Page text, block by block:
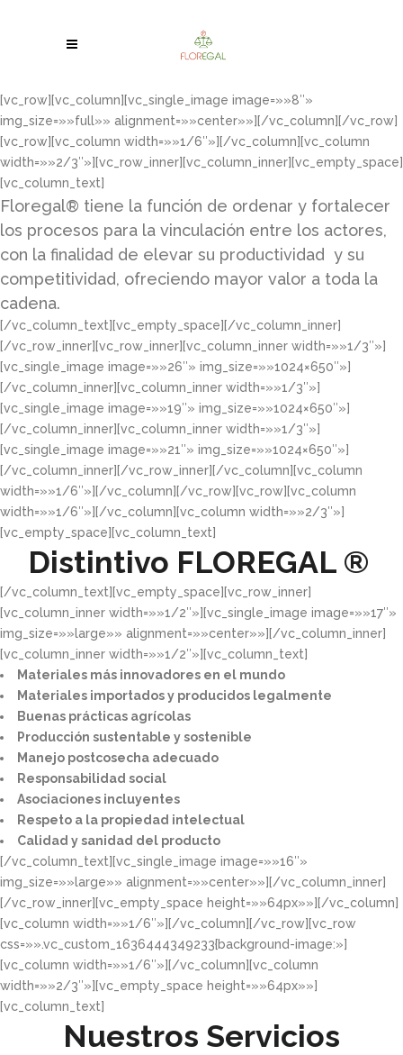
[vc_row][vc_column][vc_single_image image=»»8″»
img_size=»»full»» alignment=»»center»»][/vc_column][/vc_row]
[vc_row][vc_column width=»»1/6″»][/vc_column][vc_column
width=»»2/3″»][vc_row_inner][vc_column_inner][vc_empty_space]
[vc_column_text]
Floregal® tiene la función de ordenar y fortalecer
los procesos para la vinculación entre los actores,
con la finalidad de elevar su productividad y su
competitividad, ofreciendo mayor valor a toda la
cadena.
[/vc_column_text][vc_empty_space][/vc_column_inner]
[/vc_row_inner][vc_row_inner][vc_column_inner width=»»1/3″»]
[vc_single_image image=»»26″» img_size=»»1024×650″»]
[/vc_column_inner][vc_column_inner width=»»1/3″»]
[vc_single_image image=»»19″» img_size=»»1024×650″»]
[/vc_column_inner][vc_column_inner width=»»1/3″»]
[vc_single_image image=»»21″» img_size=»»1024×650″»]
[/vc_column_inner][/vc_row_inner][/vc_column][vc_column
width=»»1/6″»][/vc_column][/vc_row][vc_row][vc_column
width=»»1/6″»][/vc_column][vc_column width=»»2/3″»]
[vc_empty_space][vc_column_text]
Distintivo FLOREGAL ®
[/vc_column_text][vc_empty_space][vc_row_inner]
[vc_column_inner width=»»1/2″»][vc_single_image image=»»17″»
img_size=»»large»» alignment=»»center»»][/vc_column_inner]
[vc_column_inner width=»»1/2″»][vc_column_text]
Materiales más innovadores en el mundo​
Materiales importados y producidos legalmente​
Buenas prácticas agrícolas​
Producción sustentable y sostenible​
Manejo postcosecha adecuado​
Responsabilidad social​
Asociaciones incluyentes​
Respeto a la propiedad intelectual​​
Calidad y sanidad del producto​
[/vc_column_text][vc_single_image image=»»16″»
img_size=»»large»» alignment=»»center»»][/vc_column_inner]
[/vc_row_inner][vc_empty_space height=»»64px»»][/vc_column]
[vc_column width=»»1/6″»][/vc_column][/vc_row][vc_row
css=»».vc_custom_1636444349233{background-image:»]
[vc_column width=»»1/6″»][/vc_column][vc_column
width=»»2/3″»][vc_empty_space height=»»64px»»]
[vc_column_text]
Nuestros Servicios